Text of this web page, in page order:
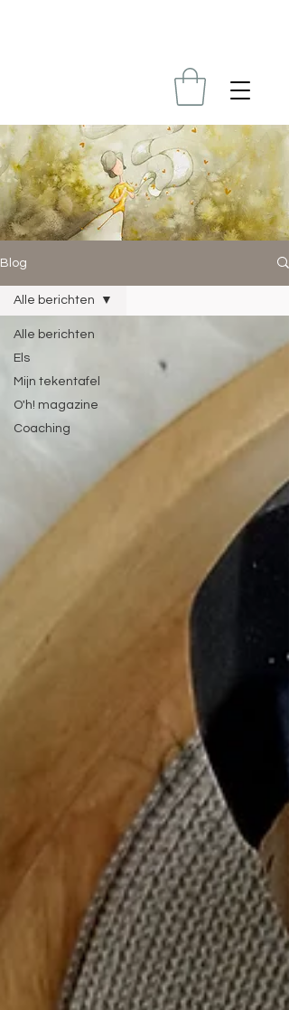
Blog
Alle berichten
Els
Mijn tekentafel
O'h! magazine
Coaching
Alle berichten